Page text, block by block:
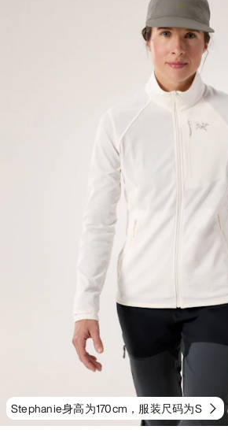
Stephanie身高为170cm，服装尺码为S